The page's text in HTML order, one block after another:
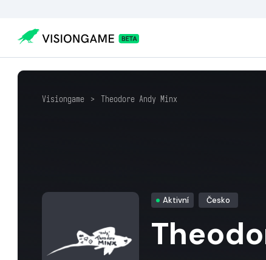
Visiongame > Theodore Andy Minx
Aktivní Česko